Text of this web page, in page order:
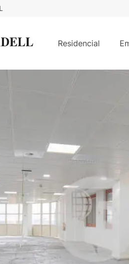
Residencial
Oficina alquiler Madrid. Campo